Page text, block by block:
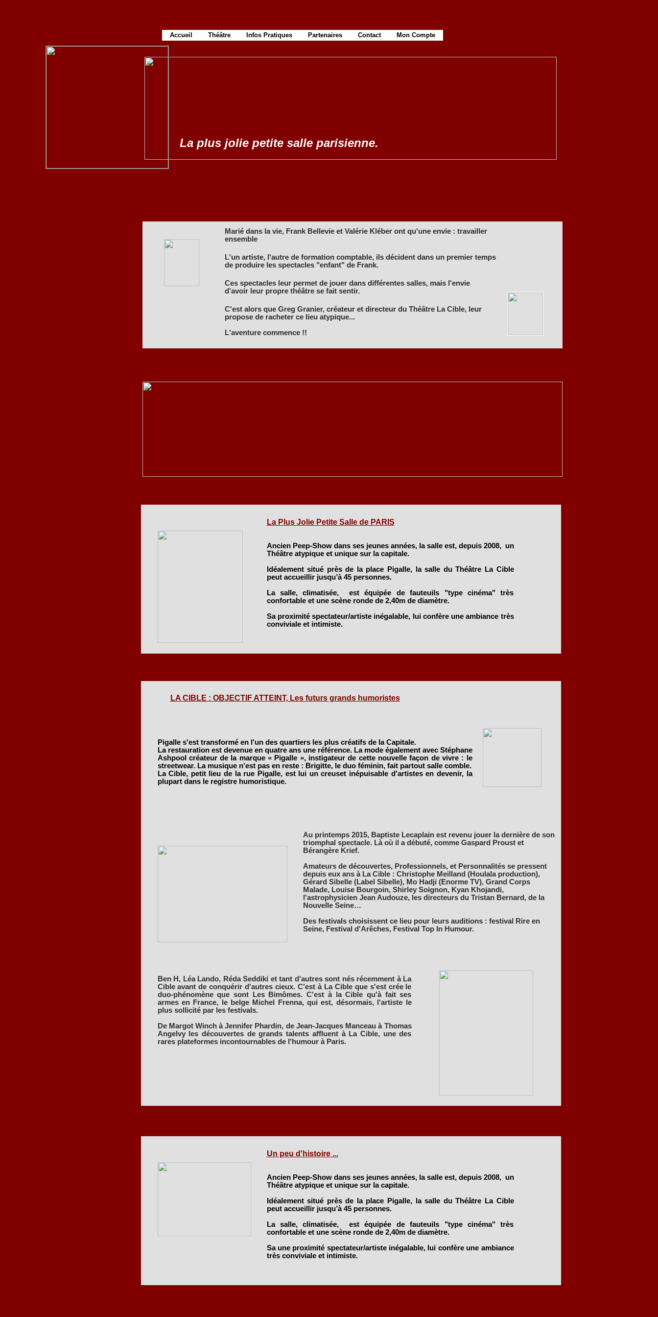
Marié dans la vie, Frank Bellevie et Valérie Kléber ont qu'une envie : travailler
ensemble
L'un artiste, l'autre de formation comptable, ils décident dans un premier temps
de produire les spectacles "enfant" de Frank.
Ces spectacles leur permet de jouer dans différentes salles, mais l'envie
d'avoir leur propre théâtre se fait sentir.
C'est alors que Greg Granier, créateur et directeur du Théâtre La Cible, leur
propose de racheter ce lieu atypique...
L'aventure commence !!
La plus jolie petite salle parisienne.
Accueil Théâtre Infos Pratiques Partenaires Contact Mon Compte
La Plus Jolie Petite Salle de PARIS
Ancien Peep-Show dans ses jeunes années, la salle est, depuis 2008, un
Théâtre atypique et unique sur la capitale.
Idéalement situé près de la place Pigalle, la salle du Théâtre La Cible
peut accueillir jusqu’à 45 personnes.
La salle, climatisée, est équipée de fauteuils "type cinéma" très
confortable et une scène ronde de 2,40m de diamètre.
Sa proximité spectateur/artiste inégalable, lui confère une ambiance très
conviviale et intimiste.
LA CIBLE : OBJECTIF ATTEINT, Les futurs grands humoristes
Pigalle s'est transformé en l'un des quartiers les plus créatifs de la Capitale.
La restauration est devenue en quatre ans une référence. La mode également avec Stéphane
Ashpool créateur de la marque « Pigalle », instigateur de cette nouvelle façon de vivre : le
streetwear. La musique n'est pas en reste : Brigitte, le duo féminin, fait partout salle comble.
La Cible, petit lieu de la rue Pigalle, est lui un creuset inépuisable d'artistes en devenir, la
plupart dans le registre humoristique.
Au printemps 2015, Baptiste Lecaplain est revenu jouer la dernière de son
triomphal spectacle. Là où il a débuté, comme Gaspard Proust et
Bérangère Krief.
Amateurs de découvertes, Professionnels, et Personnalités se pressent
depuis eux ans à La Cible : Christophe Meilland (Houlala production),
Gérard Sibelle (Label Sibelle), Mo Hadji (Enorme TV), Grand Corps
Malade, Louise Bourgoin, Shirley Soignon, Kyan Khojandi,
l'astrophysicien Jean Audouze, les directeurs du Tristan Bernard, de la
Nouvelle Seine…
Des festivals choisissent ce lieu pour leurs auditions : festival Rire en
Seine, Festival d'Arêches, Festival Top In Humour.
Ben H, Léa Lando, Réda Seddiki et tant d'autres sont nés récemment à La
Cible avant de conquérir d'autres cieux. C'est à La Cible que s'est crée le
duo-phénomène que sont Les Bimômes. C'est à la Cible qu'à fait ses
armes en France, le belge Michel Frenna, qui est, désormais, l'artiste le
plus sollicité par les festivals.
De Margot Winch à Jennifer Phardin, de Jean-Jacques Manceau à Thomas
Angelvy les découvertes de grands talents affluent à La Cible, une des
rares plateformes incontournables de l'humour à Paris.
Un peu d'histoire ...
Ancien Peep-Show dans ses jeunes années, la salle est, depuis 2008, un
Théâtre atypique et unique sur la capitale.
Idéalement situé près de la place Pigalle, la salle du Théâtre La Cible
peut accueillir jusqu’à 45 personnes.
La salle, climatisée, est équipée de fauteuils "type cinéma" très
confortable et une scène ronde de 2,40m de diamètre.
Sa une proximité spectateur/artiste inégalable, lui confère une ambiance
très conviviale et intimiste.